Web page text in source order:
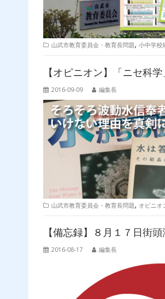
山武市教育委員会・教育長問題, 小中学校
【オピニオン】「ニセ科
2016-09-09 編集長
山武市教育委員会・教育長問題, オピニオ
【備忘録】８月１７日街
2016-08-17 編集長